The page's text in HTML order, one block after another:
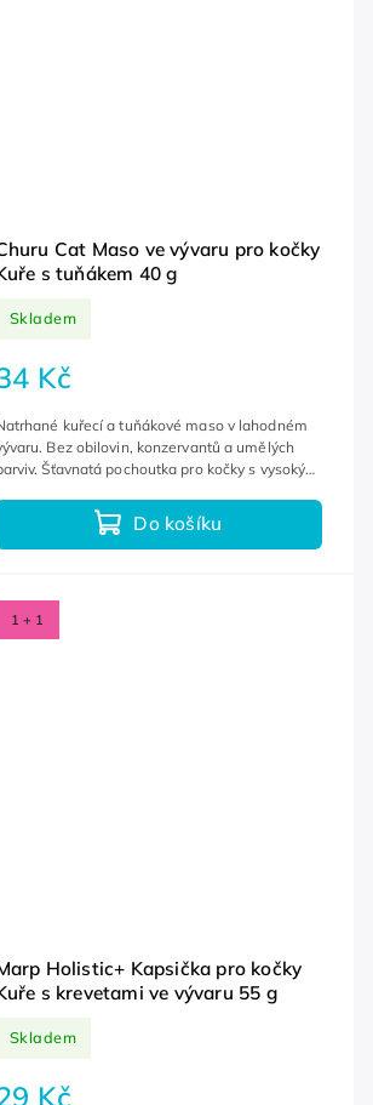
Cat Maso ve vývaru pro kočky
s tuňákem 40 g
Skladem
Kč
Do košíku
kuřecí a tuňákové maso v lahodném
Bez obilovin, konzervantů a umělých
Šťavnatá pochoutka pro kočky s vysokým
1 + 1
Holistic+ Kapsička pro kočky
s krevetami ve vývaru 55 g
Skladem
Kč